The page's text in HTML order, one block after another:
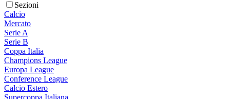
Sezioni
Calcio
Mercato
Serie A
Serie B
Coppa Italia
Champions League
Europa League
Conference League
Calcio Estero
Supercoppa Italiana